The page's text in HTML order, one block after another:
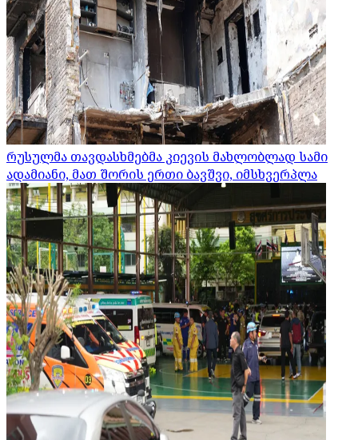
რუსულმა თავდასხმებმა კიევის მახლობლად სამი
ადამიანი, მათ შორის ერთი ბავშვი, იმსხვერპლა